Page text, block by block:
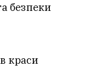
безпеки
краси